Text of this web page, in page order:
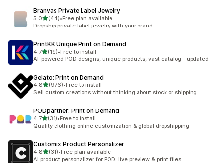
Branvas Private Label Jewelry
5.0เต็ม 5 ดาว
(44)
ทั้งหมด 44 รีวิว
•Free plan available
Dropship private label jewelry with your brand
PrintKK Unique Print on Demand
4.7เต็ม 5 ดาว
(19)
ทั้งหมด 19 รีวิว
•Free to install
AI-powered POD designs, unique products, vast catalog—updated
Gelato: Print on Demand
4.8เต็ม 5 ดาว
(976)
ทั้งหมด 976 รีวิว
•Free to install
Sell custom creations without thinking about stock or shipping
PODpartner: Print on Demand
4.7เต็ม 5 ดาว
(31)
ทั้งหมด 31 รีวิว
•Free to install
Quality clothing online customization & global dropshipping
Customix Product Personalizer
4.8เต็ม 5 ดาว
(31)
ทั้งหมด 31 รีวิว
•Free plan available
AI product personalizer for POD: live preview & print files